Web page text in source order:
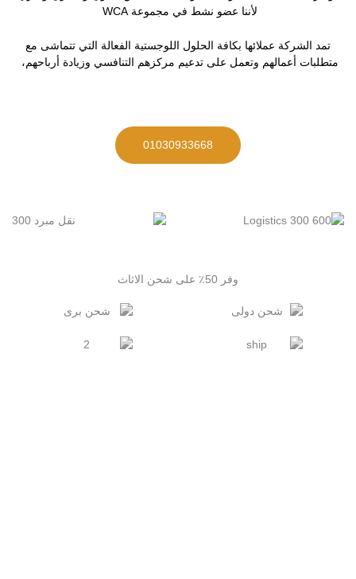
لأننا عضو نشط في مجموعة WCA
تمد الشركة عملائها بكافة الحلول اللوجستية الفعالة التي تتماشى مع
متطلبات أعمالهم وتعمل على تدعيم مركزهم التنافسي وزيادة أرباحهم،
01030933668
وفر 50٪ على شحن الاثاث